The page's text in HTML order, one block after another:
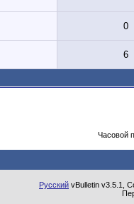
0
6
Часовой
Русский vBulletin v3.5.1,